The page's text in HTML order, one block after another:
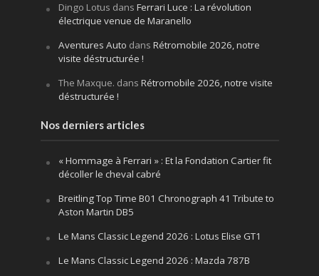
Dingo Lotus dans Ferrari Luce : La révolution
électrique venue de Maranello
Aventures Auto dans Rétromobile 2026, notre
visite déstructurée !
The Maxque. dans Rétromobile 2026, notre visite
déstructurée !
Nos derniers articles
« Hommage à Ferrari » : Et la Fondation Cartier fit
décoller le cheval cabré
Breitling Top Time B01 Chronograph 41 Tribute to
Aston Martin DB5
Le Mans Classic Legend 2026 : Lotus Elise GT1
Le Mans Classic Legend 2026 : Mazda 787B